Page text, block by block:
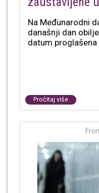
Na Međunarodni
današnji dan
datum proglašena
Pročitaj više